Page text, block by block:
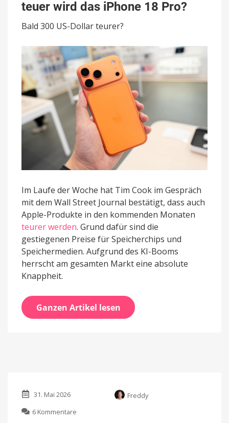
Wie
wird
iPhone
18
Pro?
teuer wird das iPhone 18 Pro?
Bald 300 US-Dollar teurer?
Im Laufe der Woche hat Tim Cook im Gespräch
mit dem Wall Street Journal bestätigt, dass auch
Apple-Produkte in den kommenden Monaten
teurer werden. Grund dafür sind die
gestiegenen Preise für Speicherchips und
Speichermedien. Aufgrund des KI-Booms
herrscht am gesamten Markt eine absolute
Knappheit.
Ganzen Artikel lesen
31. Mai 2026
Freddy
6 Kommentare